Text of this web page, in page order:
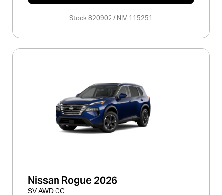
Stock 820902 / NIV 115251
Nissan Rogue 2026
SV AWD CC